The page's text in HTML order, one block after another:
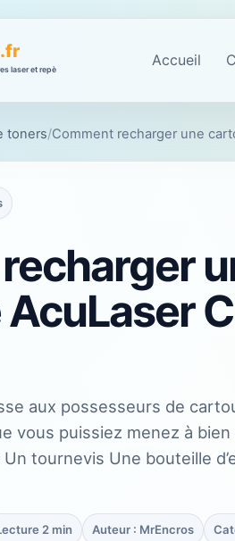
Accueil
toners/Comment recharger une
aux possesseurs de
vous puissiez menez à
tournevis Une bouteille
2 min Auteur : MrEncros